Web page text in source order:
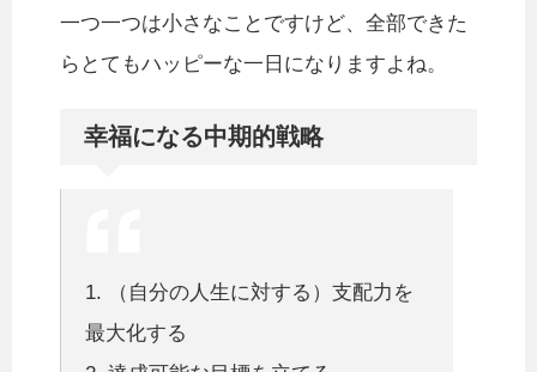
一つ一つは小さなことですけど、全部できた
らとてもハッピーな一日になりますよね。
幸福になる中期的戦略
1. （自分の人生に対する）支配力を
最大化する